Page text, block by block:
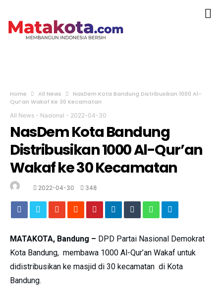
Home All News
NasDem Kota Bandung Distribusikan 1000 Al-
Qur’an Wakaf Ke 30 Kecamatan
All News - Nasional - 2022-04-30
NasDem Kota Bandung
Distribusikan 1000 Al-Qur’an
Wakaf ke 30 Kecamatan
2022-04-30 348
MATAKOTA, Bandung – DPD Partai Nasional Demokrat
Kota Bandung, membawa 1000 Al-Qur’an Wakaf untuk
didistribusikan ke masjid di 30 kecamatan di Kota
Bandung.